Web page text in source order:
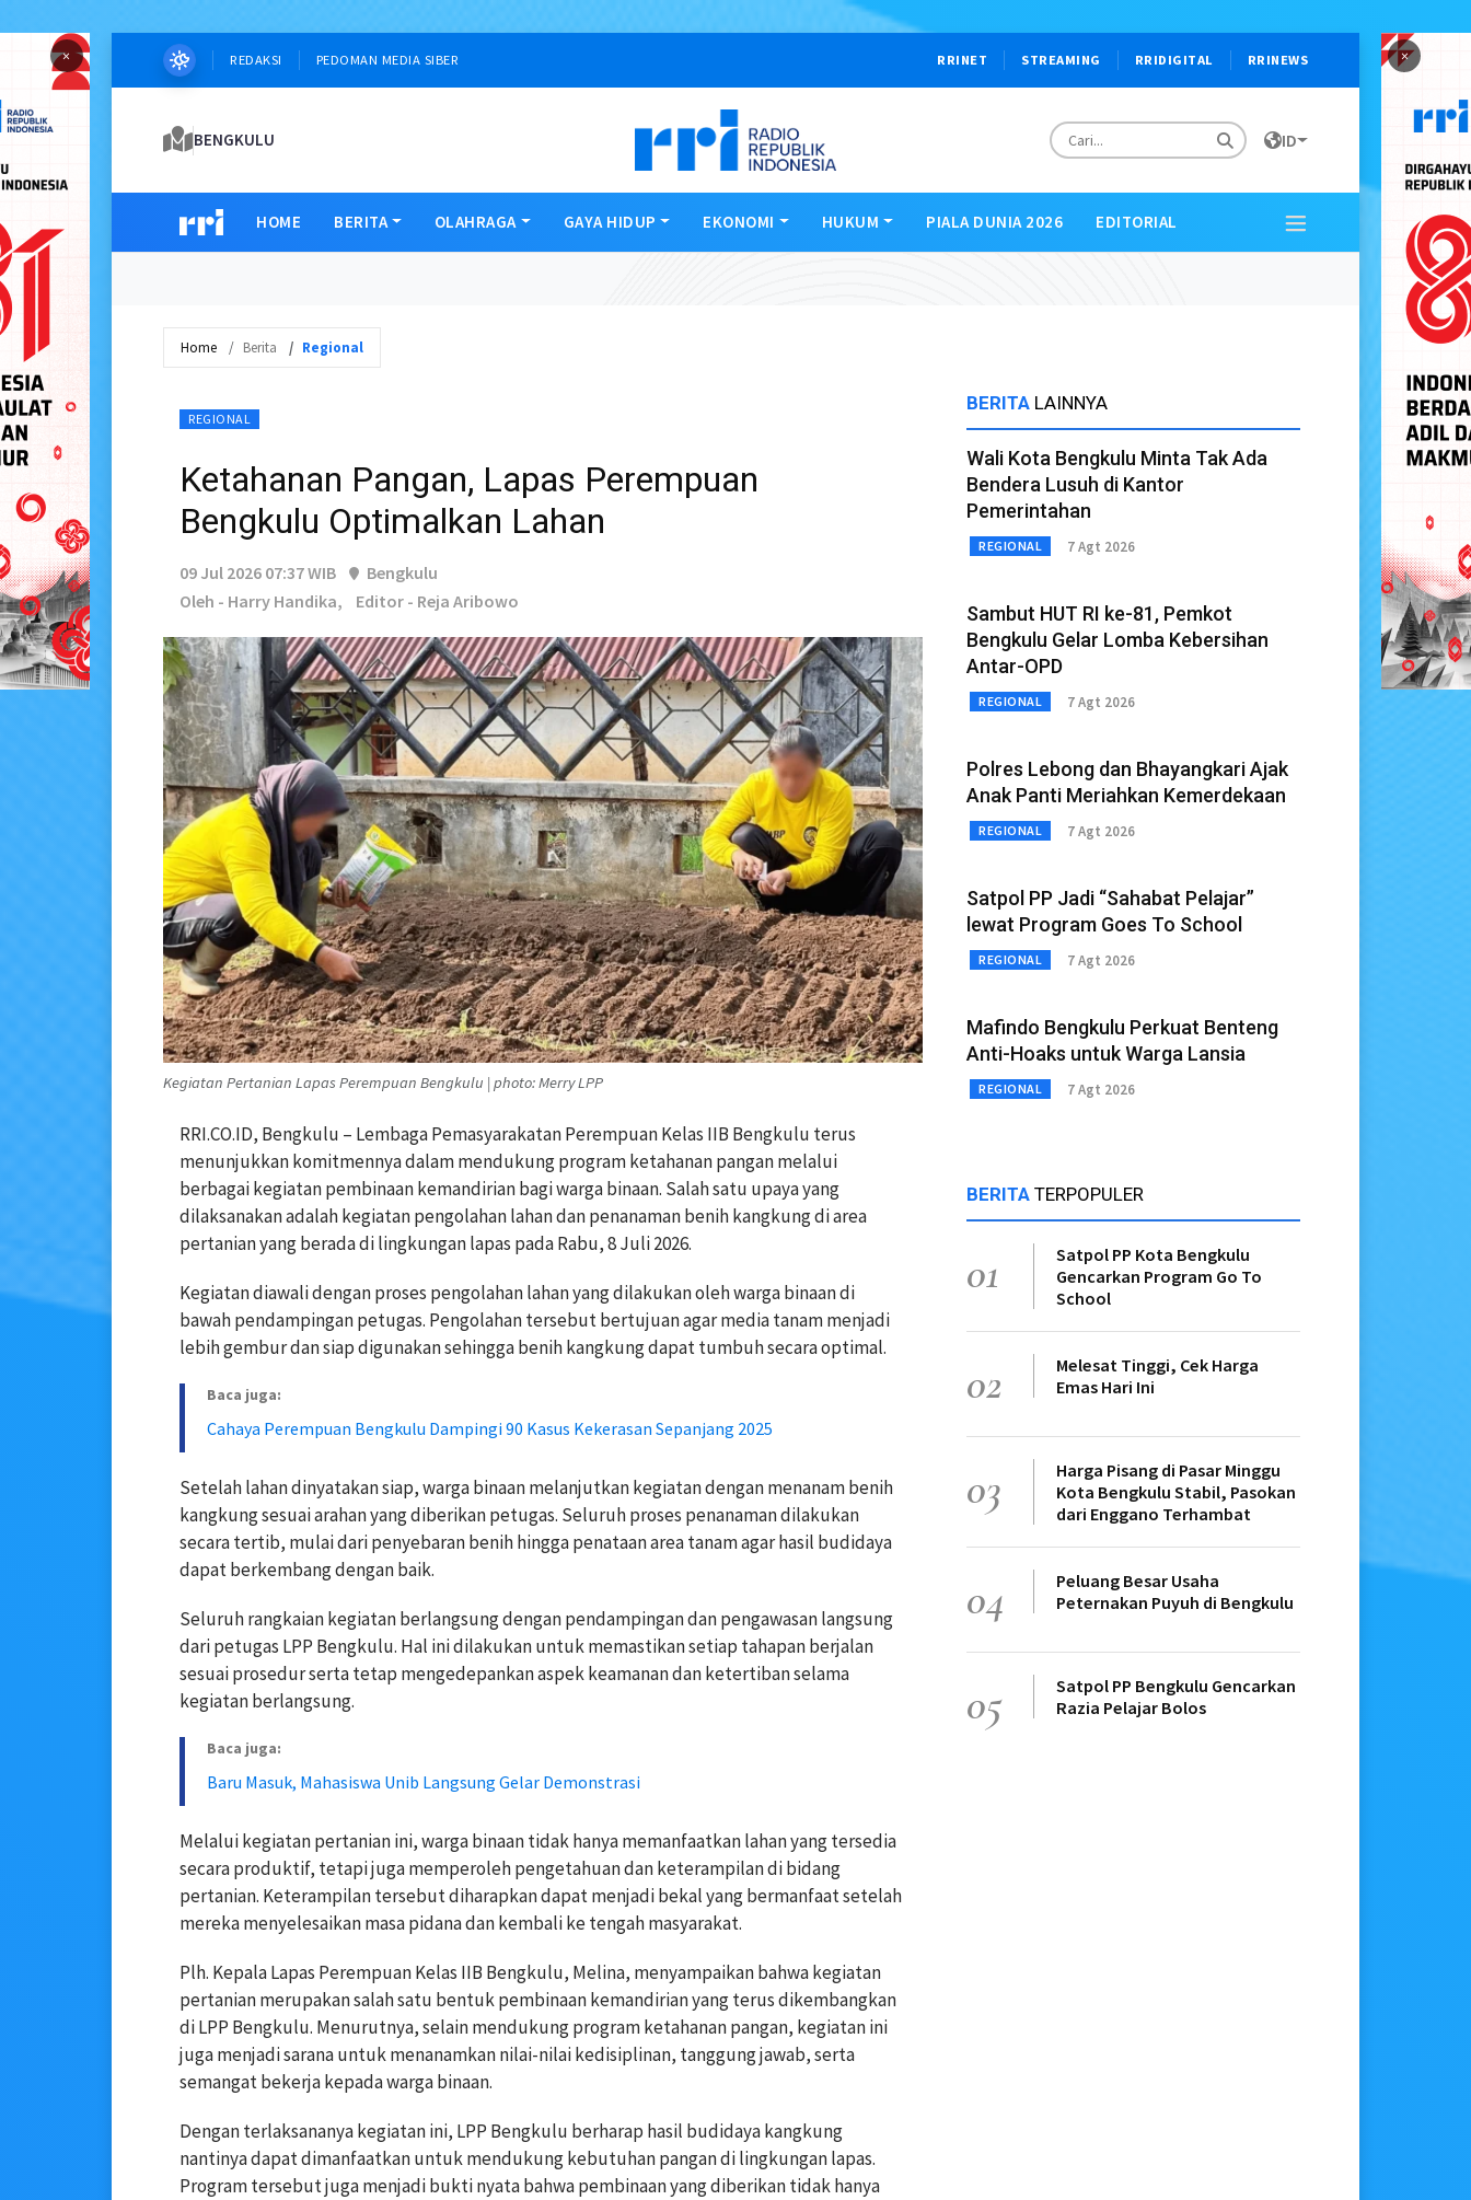
× ×
REDAKSI PEDOMAN MEDIA SIBER RRINET STREAMING RRIDIGITAL RRINEWS
BENGKULU ID
HOME BERITA OLAHRAGA GAYA HIDUP EKONOMI HUKUM PIALA DUNIA 2026 EDITORIAL
Home Berita Regional
REGIONAL
Ketahanan Pangan, Lapas Perempuan
Bengkulu Optimalkan Lahan
09 Jul 2026 07:37 WIB
Bengkulu
Oleh - Harry Handika,
Editor - Reja Aribowo
Kegiatan Pertanian Lapas Perempuan Bengkulu | photo: Merry LPP
RRI.CO.ID, Bengkulu – Lembaga Pemasyarakatan Perempuan Kelas IIB Bengkulu terus
menunjukkan komitmennya dalam mendukung program ketahanan pangan melalui
berbagai kegiatan pembinaan kemandirian bagi warga binaan. Salah satu upaya yang
dilaksanakan adalah kegiatan pengolahan lahan dan penanaman benih kangkung di area
pertanian yang berada di lingkungan lapas pada Rabu, 8 Juli 2026.
Kegiatan diawali dengan proses pengolahan lahan yang dilakukan oleh warga binaan di
bawah pendampingan petugas. Pengolahan tersebut bertujuan agar media tanam menjadi
lebih gembur dan siap digunakan sehingga benih kangkung dapat tumbuh secara optimal.
Baca juga:
Cahaya Perempuan Bengkulu Dampingi 90 Kasus Kekerasan Sepanjang 2025
Setelah lahan dinyatakan siap, warga binaan melanjutkan kegiatan dengan menanam benih
kangkung sesuai arahan yang diberikan petugas. Seluruh proses penanaman dilakukan
secara tertib, mulai dari penyebaran benih hingga penataan area tanam agar hasil budidaya
dapat berkembang dengan baik.
Seluruh rangkaian kegiatan berlangsung dengan pendampingan dan pengawasan langsung
dari petugas LPP Bengkulu. Hal ini dilakukan untuk memastikan setiap tahapan berjalan
sesuai prosedur serta tetap mengedepankan aspek keamanan dan ketertiban selama
kegiatan berlangsung.
Baca juga:
Baru Masuk, Mahasiswa Unib Langsung Gelar Demonstrasi
Melalui kegiatan pertanian ini, warga binaan tidak hanya memanfaatkan lahan yang tersedia
secara produktif, tetapi juga memperoleh pengetahuan dan keterampilan di bidang
pertanian. Keterampilan tersebut diharapkan dapat menjadi bekal yang bermanfaat setelah
mereka menyelesaikan masa pidana dan kembali ke tengah masyarakat.
Plh. Kepala Lapas Perempuan Kelas IIB Bengkulu, Melina, menyampaikan bahwa kegiatan
pertanian merupakan salah satu bentuk pembinaan kemandirian yang terus dikembangkan
di LPP Bengkulu. Menurutnya, selain mendukung program ketahanan pangan, kegiatan ini
juga menjadi sarana untuk menanamkan nilai-nilai kedisiplinan, tanggung jawab, serta
semangat bekerja kepada warga binaan.
Dengan terlaksananya kegiatan ini, LPP Bengkulu berharap hasil budidaya kangkung
nantinya dapat dimanfaatkan untuk mendukung kebutuhan pangan di lingkungan lapas.
Program tersebut juga menjadi bukti nyata bahwa pembinaan yang diberikan tidak hanya
BERITA LAINNYA
Wali Kota Bengkulu Minta Tak Ada
Bendera Lusuh di Kantor
Pemerintahan
REGIONAL 7 Agt 2026
Sambut HUT RI ke-81, Pemkot
Bengkulu Gelar Lomba Kebersihan
Antar-OPD
REGIONAL 7 Agt 2026
Polres Lebong dan Bhayangkari Ajak
Anak Panti Meriahkan Kemerdekaan
REGIONAL 7 Agt 2026
Satpol PP Jadi “Sahabat Pelajar”
lewat Program Goes To School
REGIONAL 7 Agt 2026
Mafindo Bengkulu Perkuat Benteng
Anti-Hoaks untuk Warga Lansia
REGIONAL 7 Agt 2026
BERITA TERPOPULER
01
Satpol PP Kota Bengkulu
Gencarkan Program Go To
School
02
Melesat Tinggi, Cek Harga
Emas Hari Ini
03
Harga Pisang di Pasar Minggu
Kota Bengkulu Stabil, Pasokan
dari Enggano Terhambat
04
Peluang Besar Usaha
Peternakan Puyuh di Bengkulu
05
Satpol PP Bengkulu Gencarkan
Razia Pelajar Bolos